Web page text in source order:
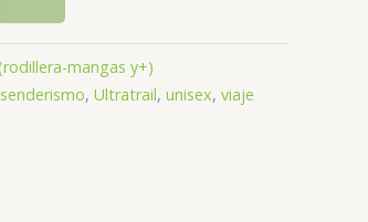
mangas y+)
senderismo, Ultratrail, unisex, viaje